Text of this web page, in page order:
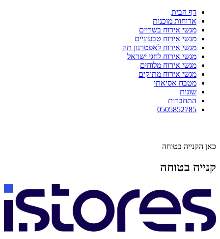
דף הבית
ארוחות מוכנות
מגשי אירוח בשריים
מגשי אירוח טבעוניים
מגשי אירוח לאפטרנון תה
מגשי אירוח לחגי ישראל
מגשי אירוח מלוחים
מגשי אירוח מתוקים
מטבח אסיאתי
שונות
התחברות
0505852785
כאן הקנייה בטוחה
קנייה בטוחה